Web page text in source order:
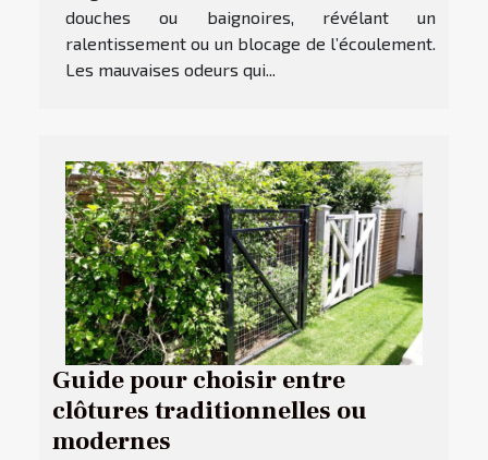
douches ou baignoires, révélant un
ralentissement ou un blocage de l’écoulement.
Les mauvaises odeurs qui...
Guide pour choisir entre
clôtures traditionnelles ou
modernes